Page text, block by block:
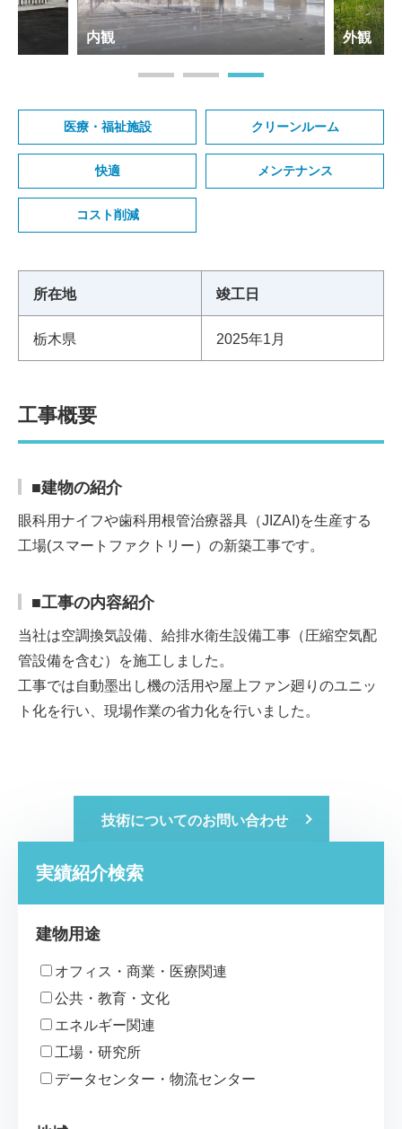
内観 外観
医療・福祉施設 クリーンルーム
快適 メンテナンス
コスト削減
所在地 竣工日
栃木県 2025年1月
工事概要
■建物の紹介
眼科用ナイフや歯科用根管治療器具（JIZAI)を生産する
工場(スマートファクトリー）の新築工事です。
■工事の内容紹介
当社は空調換気設備、給排水衛生設備工事（圧縮空気配
管設備を含む）を施工しました。
工事では自動墨出し機の活用や屋上ファン廻りのユニッ
ト化を行い、現場作業の省力化を行いました。
技術についてのお問い合わせ
実績紹介検索
建物用途
オフィス・商業・医療関連
公共・教育・文化
エネルギー関連
工場・研究所
データセンター・物流センター